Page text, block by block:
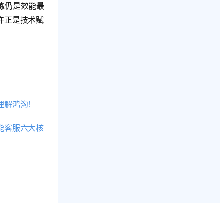
仍是效能最
正是技术赋
鸿沟！
客服六大核